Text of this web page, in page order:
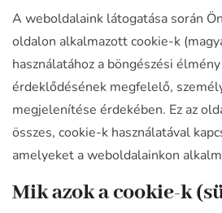
A weboldalaink látogatása során
oldalon alkalmazott cookie-k
használatához a böngészési
érdeklődésének megfelelő,
megjelenítése érdekében. Ez az
összes, cookie-k használatával
amelyeket a weboldalainkon
Mik azok a cookie-k